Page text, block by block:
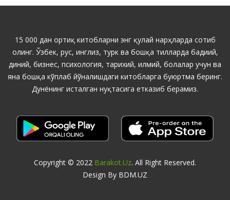
15 000 дан ортиқ китобларни энг қулай нарҳларда сотиб
олинг. Ўзбек, рус, инглиз, турк ва бошқа тилларда бадиий,
диний, бизнес, психология, тарихий, илмий, болалар учун ва
яна бошқа кўплаб йўналишдаги китобларга буюртма беринг.
Дунёнинг исталган нуқтасига етказиб берамиз.
Copyright © 2022 Barakot.uz. All Right Reserved.
Design By BDM.UZ